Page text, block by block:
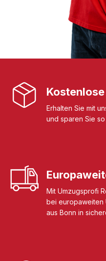
Erhalten Sie mit
und sparen Sie
Mit Umzugsprofi
bei europaweiten
aus Bonn in